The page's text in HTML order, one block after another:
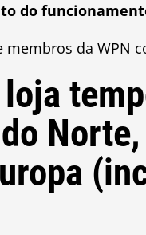
do
membros da WPN